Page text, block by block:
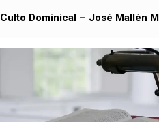
Culto Dominical – José Mallén